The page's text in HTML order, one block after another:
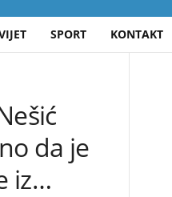
SPORT KONTAKT
da je
iz…